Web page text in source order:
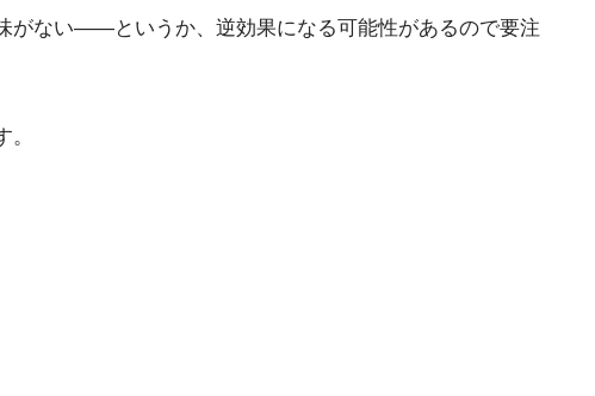
がない——というか、逆効果になる可能性があるので要注